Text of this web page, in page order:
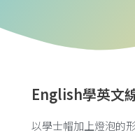
English學英文
以學士帽加上燈泡的